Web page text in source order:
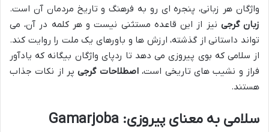
واژگان هر زبانی، پنجره ای رو به فرهنگ و تاریخ مردمان آن است.
زبان گرجی نیز از این قاعده مستثنی نیست و هر کلمه در آن، می
تواند داستانی از گذشته، ارزش ها و باورهای یک ملت را روایت کند.
از سلامی که بوی پیروزی می دهد تا ردپای واژگان بیگانه که یادآور
فراز و نشیب های تاریخی است،اصطلاحات گرجیپر از نکات جذاب
هستند.
سلامی به معنای پیروزی: Gamarjoba